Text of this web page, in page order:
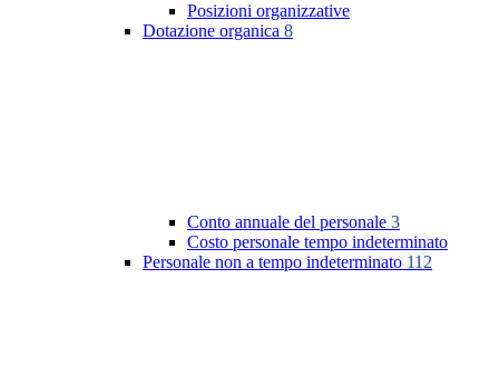
Posizioni organizzative
Dotazione organica 8
Conto annuale del personale 3
Costo personale tempo indeterminato
Personale non a tempo indeterminato 112